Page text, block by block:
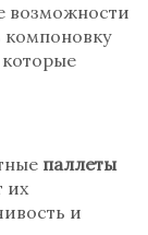
возможности
компоновку
паллеты
их
и